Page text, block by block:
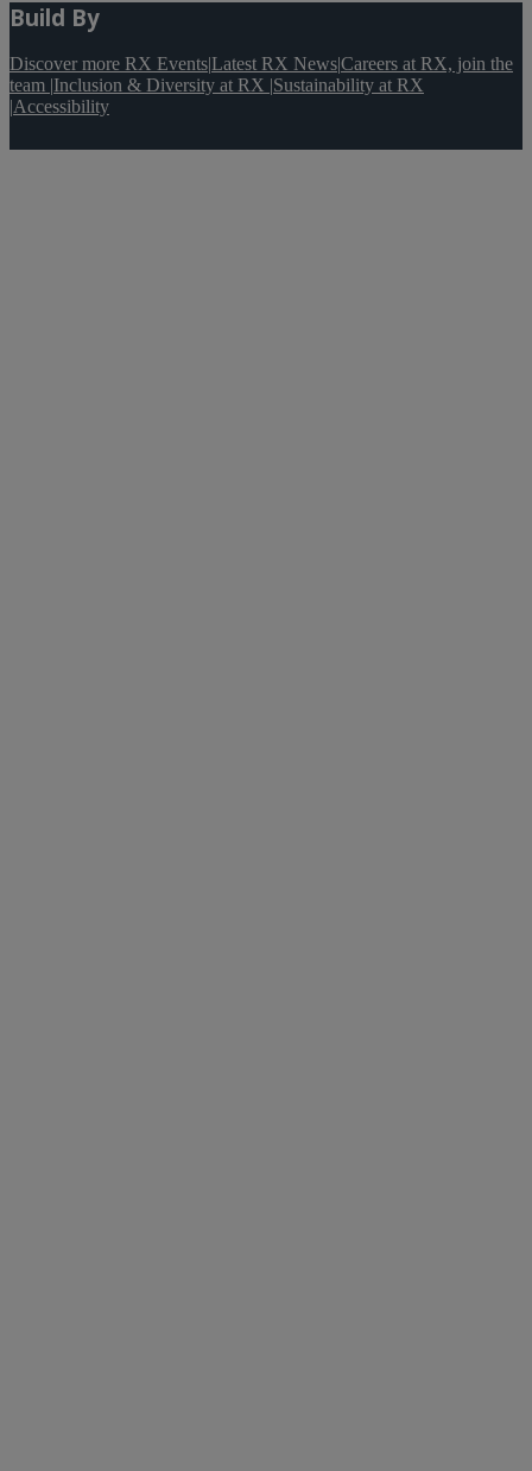
Build By
Discover more RX Events|Latest RX News|Careers at RX, join the
team |Inclusion & Diversity at RX |Sustainability at RX
|Accessibility